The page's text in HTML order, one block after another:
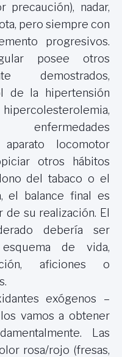
precaución), nadar,
pero siempre con
progresivos.
posee otros
demostrados,
de la hipertensión
enfermedades
locomotor
otros hábitos
del tabaco o el
el balance final es
su realización. El
debería ser
de vida,
aficiones o
exógenos –
vamos a obtener
Las
rosa/rojo (fresas,